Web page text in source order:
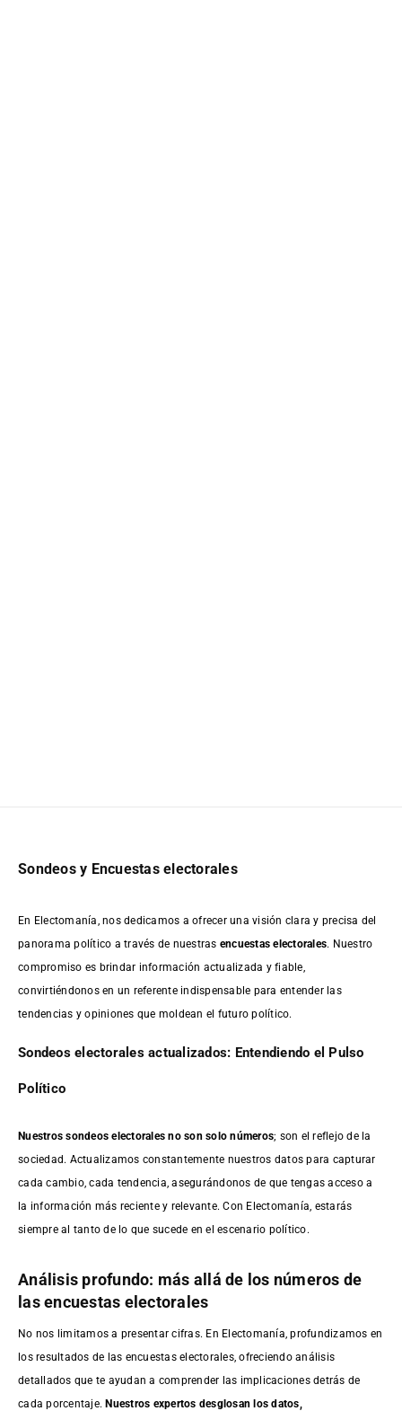
Sondeos y Encuestas electorales
En Electomanía, nos dedicamos a ofrecer una visión clara y precisa del
panorama político a través de nuestras encuestas electorales. Nuestro
compromiso es brindar información actualizada y fiable,
convirtiéndonos en un referente indispensable para entender las
tendencias y opiniones que moldean el futuro político.
Sondeos electorales actualizados: Entendiendo el Pulso
Político
Nuestros sondeos electorales no son solo números; son el reflejo de la
sociedad. Actualizamos constantemente nuestros datos para capturar
cada cambio, cada tendencia, asegurándonos de que tengas acceso a
la información más reciente y relevante. Con Electomanía, estarás
siempre al tanto de lo que sucede en el escenario político.
Análisis profundo: más allá de los números de
las encuestas electorales
No nos limitamos a presentar cifras. En Electomanía, profundizamos en
los resultados de las encuestas electorales, ofreciendo análisis
detallados que te ayudan a comprender las implicaciones detrás de
cada porcentaje.Nuestros expertos desglosan los datos,